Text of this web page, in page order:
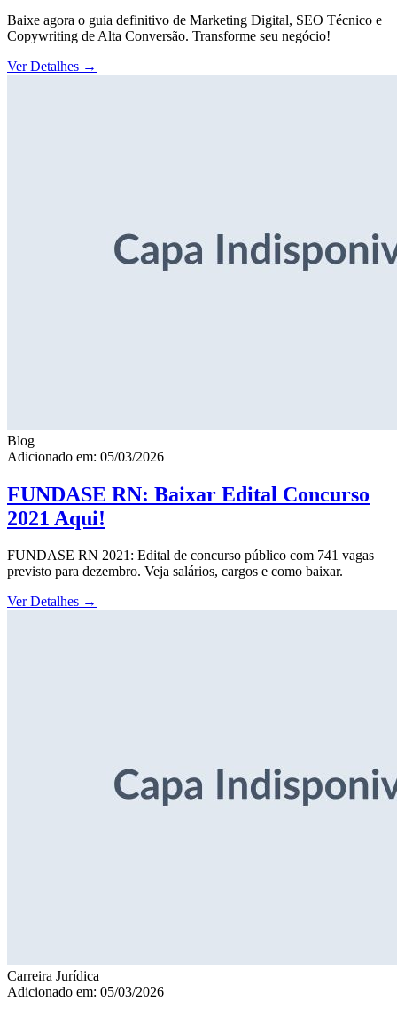
Baixe agora o guia definitivo de Marketing Digital, SEO Técnico e
Copywriting de Alta Conversão. Transforme seu negócio!
Ver Detalhes →
Blog
Adicionado em: 05/03/2026
FUNDASE RN: Baixar Edital Concurso
2021 Aqui!
FUNDASE RN 2021: Edital de concurso público com 741 vagas
previsto para dezembro. Veja salários, cargos e como baixar.
Ver Detalhes →
Carreira Jurídica
Adicionado em: 05/03/2026